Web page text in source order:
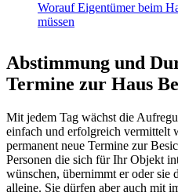
Worauf Eigentümer beim
müssen
Abstimmung und
Termine zur Haus
Mit jedem Tag wächst die
einfach und erfolgreich vermittelt
permanent neue Termine zur
Personen die sich für Ihr Objekt
wünschen, übernimmt er oder sie
alleine. Sie dürfen aber auch mit